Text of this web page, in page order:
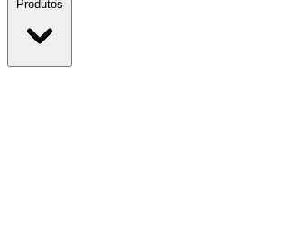
Produtos